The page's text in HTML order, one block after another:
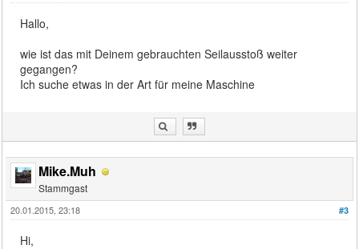
Hallo,
wie ist das mit Deinem gebrauchten Seilausstoß weiter
gegangen?
Ich suche etwas in der Art für meine Maschine
Mike.Muh
Stammgast
#3
20.01.2015, 23:18
Hi,